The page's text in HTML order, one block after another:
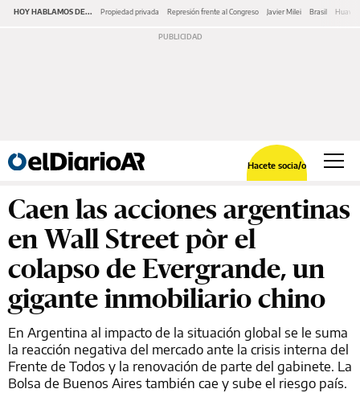
HOY HABLAMOS DE... Propiedad privada Represión frente al Congreso Javier Milei Brasil Huawei
Hacete socia/o
Caen las acciones argentinas
en Wall Street pòr el
colapso de Evergrande, un
gigante inmobiliario chino
En Argentina al impacto de la situación global se le suma
la reacción negativa del mercado ante la crisis interna del
Frente de Todos y la renovación de parte del gabinete. La
Bolsa de Buenos Aires también cae y sube el riesgo país.